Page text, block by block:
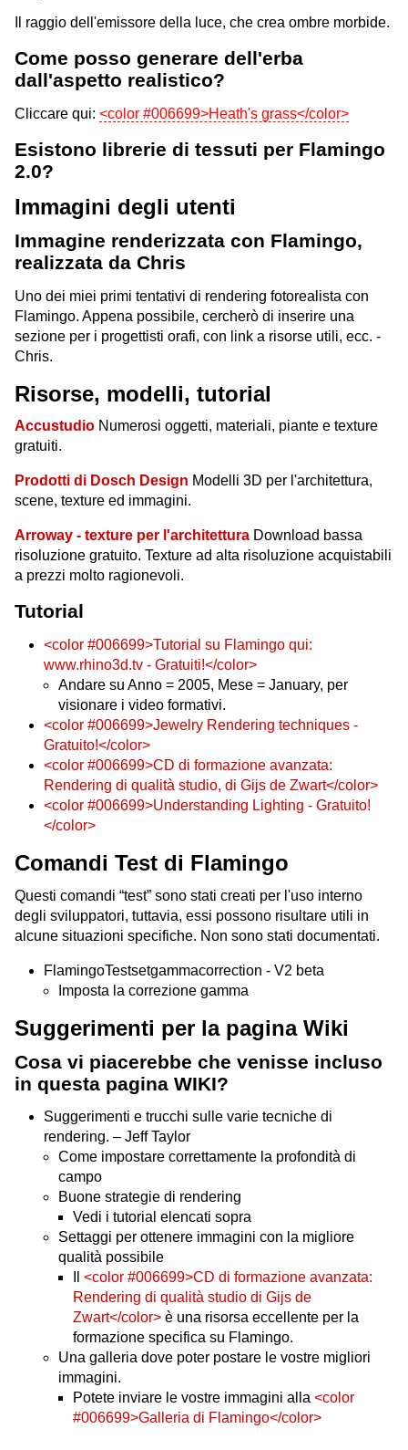
Il raggio dell'emissore della luce, che crea ombre morbide.
Come posso generare dell'erba
dall'aspetto realistico?
Cliccare qui: <color #006699>Heath's grass</color>
Esistono librerie di tessuti per Flamingo
2.0?
Immagini degli utenti
Immagine renderizzata con Flamingo,
realizzata da Chris
Uno dei miei primi tentativi di rendering fotorealista con
Flamingo. Appena possibile, cercherò di inserire una
sezione per i progettisti orafi, con link a risorse utili, ecc. -
Chris.
Risorse, modelli, tutorial
Accustudio Numerosi oggetti, materiali, piante e texture
gratuiti.
Prodotti di Dosch Design Modelli 3D per l'architettura,
scene, texture ed immagini.
Arroway - texture per l'architettura Download bassa
risoluzione gratuito. Texture ad alta risoluzione acquistabili
a prezzi molto ragionevoli.
Tutorial
<color #006699>Tutorial su Flamingo qui:
www.rhino3d.tv - Gratuiti!</color>
Andare su Anno = 2005, Mese = January, per
visionare i video formativi.
<color #006699>Jewelry Rendering techniques -
Gratuito!</color>
<color #006699>CD di formazione avanzata:
Rendering di qualità studio, di Gijs de Zwart</color>
<color #006699>Understanding Lighting - Gratuito!
</color>
Comandi Test di Flamingo
Questi comandi “test” sono stati creati per l'uso interno
degli sviluppatori, tuttavia, essi possono risultare utili in
alcune situazioni specifiche. Non sono stati documentati.
FlamingoTestsetgammacorrection - V2 beta
Imposta la correzione gamma
Suggerimenti per la pagina Wiki
Cosa vi piacerebbe che venisse incluso
in questa pagina WIKI?
Suggerimenti e trucchi sulle varie tecniche di
rendering. – Jeff Taylor
Come impostare correttamente la profondità di
campo
Buone strategie di rendering
Vedi i tutorial elencati sopra
Settaggi per ottenere immagini con la migliore
qualità possibile
<color #006699>CD di formazione avanzata:
Rendering di qualità studio di Gijs de
Zwart</color> è una risorsa eccellente per la
formazione specifica su Flamingo.
Una galleria dove poter postare le vostre migliori
immagini.
Potete inviare le vostre immagini alla <color
#006699>Galleria di Flamingo</color>